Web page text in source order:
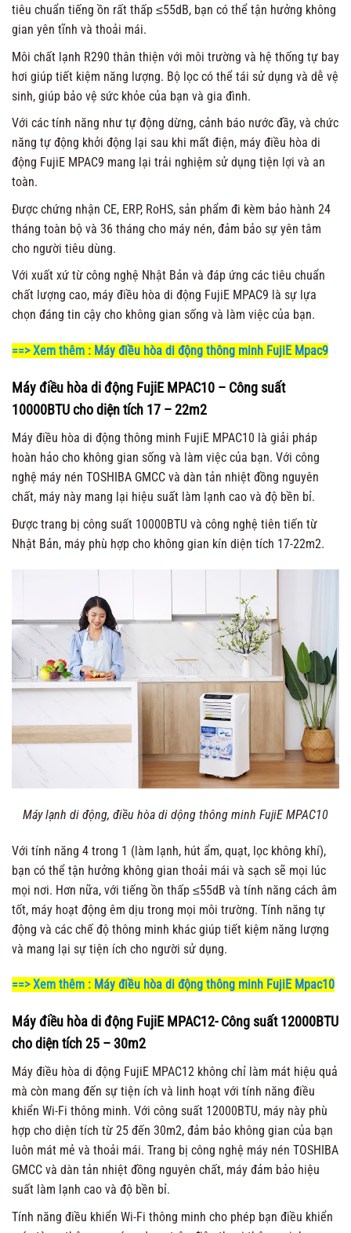
tiêu chuẩn tiếng ồn rất thấp ≤55dB, bạn có thể tận hưởng không
gian yên tĩnh và thoải mái.
Môi chất lạnh R290 thân thiện với môi trường và hệ thống tự bay
hơi giúp tiết kiệm năng lượng. Bộ lọc có thể tái sử dụng và dễ vệ
sinh, giúp bảo vệ sức khỏe của bạn và gia đình.
Với các tính năng như tự động dừng, cảnh báo nước đầy, và chức
năng tự động khởi động lại sau khi mất điện, máy điều hòa di
động FujiE MPAC9 mang lại trải nghiệm sử dụng tiện lợi và an
toàn.
Được chứng nhận CE, ERP, RoHS, sản phẩm đi kèm bảo hành 24
tháng toàn bộ và 36 tháng cho máy nén, đảm bảo sự yên tâm
cho người tiêu dùng.
Với xuất xứ từ công nghệ Nhật Bản và đáp ứng các tiêu chuẩn
chất lượng cao, máy điều hòa di động FujiE MPAC9 là sự lựa
chọn đáng tin cậy cho không gian sống và làm việc của bạn.
==> Xem thêm : Máy điều hòa di động thông minh FujiE Mpac9
Máy điều hòa di động FujiE MPAC10 – Công suất
10000BTU cho diện tích 17 – 22m2
Máy điều hòa di động thông minh FujiE MPAC10 là giải pháp
hoàn hảo cho không gian sống và làm việc của bạn. Với công
nghệ máy nén TOSHIBA GMCC và dàn tản nhiệt đồng nguyên
chất, máy này mang lại hiệu suất làm lạnh cao và độ bền bỉ.
Được trang bị công suất 10000BTU và công nghệ tiên tiến từ
Nhật Bản, máy phù hợp cho không gian kín diện tích 17-22m2.
Máy lạnh di động, điều hòa di dộng thông minh FujiE MPAC10
Với tính năng 4 trong 1 (làm lạnh, hút ẩm, quạt, lọc không khí),
bạn có thể tận hưởng không gian thoải mái và sạch sẽ mọi lúc
mọi nơi. Hơn nữa, với tiếng ồn thấp ≤55dB và tính năng cách âm
tốt, máy hoạt động êm dịu trong mọi môi trường. Tính năng tự
động và các chế độ thông minh khác giúp tiết kiệm năng lượng
và mang lại sự tiện ích cho người sử dụng.
==> Xem thêm : Máy điều hòa di động thông minh FujiE Mpac10
Máy điều hòa di động FujiE MPAC12- Công suất 12000BTU
cho diện tích 25 – 30m2
Máy điều hòa di động FujiE MPAC12 không chỉ làm mát hiệu quả
mà còn mang đến sự tiện ích và linh hoạt với tính năng điều
khiển Wi-Fi thông minh. Với công suất 12000BTU, máy này phù
hợp cho diện tích từ 25 đến 30m2, đảm bảo không gian của bạn
luôn mát mẻ và thoải mái. Trang bị công nghệ máy nén TOSHIBA
GMCC và dàn tản nhiệt đồng nguyên chất, máy đảm bảo hiệu
suất làm lạnh cao và độ bền bỉ.
Tính năng điều khiển Wi-Fi thông minh cho phép bạn điều khiển